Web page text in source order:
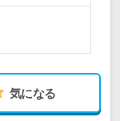
気になる